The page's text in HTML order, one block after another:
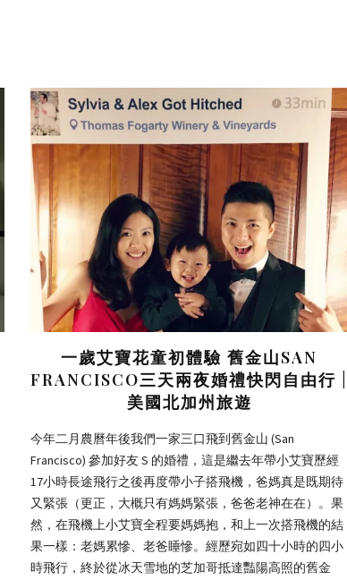
一歲艾寶花童初體驗 舊金山SAN
FRANCISCO三天兩夜婚禮快閃自由行 |
美國北加州旅遊
今年二月農曆年後我們一家三口飛到舊金山 (San
Francisco) 參加好友 S 的婚禮，這是繼去年帶小艾寶歷經
17小時長途飛行之後再度帶小子搭飛機，爸媽真是既期待
又緊張（更正，大概只有媽媽緊張，爸爸老神在在）。果
然，在飛機上小艾寶全程要媽媽抱，和上一次搭飛機的結
果一樣：老媽累慘、老爸睡慘。經歷宛如四十小時的四小
時飛行，終於從冰天雪地的芝加哥抵達豔陽高照的舊金